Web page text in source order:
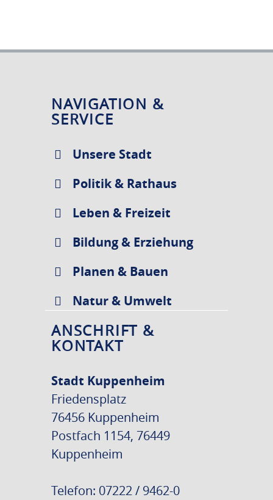
NAVIGATION &
SERVICE
Unsere Stadt
Politik & Rathaus
Leben & Freizeit
Bildung & Erziehung
Planen & Bauen
Natur & Umwelt
ANSCHRIFT &
KONTAKT
Stadt Kuppenheim
Friedensplatz
76456 Kuppenheim
Postfach 1154, 76449
Kuppenheim
Telefon: 07222 / 9462-0